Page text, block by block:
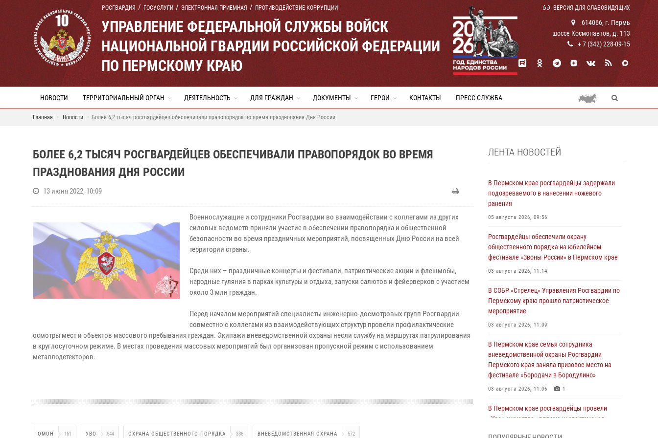
РОСГВАРДИЯ ГОСУСЛУГИ ЭЛЕКТРОННАЯ ПРИЕМНАЯ ПРОТИВОДЕЙСТВИЕ КОРРУПЦИИ ВЕРСИЯ ДЛЯ СЛАБОВИДЯЩИХ
УПРАВЛЕНИЕ ФЕДЕРАЛЬНОЙ СЛУЖБЫ ВОЙСК
НАЦИОНАЛЬНОЙ ГВАРДИИ РОССИЙСКОЙ ФЕДЕРАЦИИ
ПО ПЕРМСКОМУ КРАЮ
614066, г. Пермь
шоссе Космонавтов, д. 113
+ 7 (342) 228-09-15
НОВОСТИ ТЕРРИТОРИАЛЬНЫЙ ОРГАН ДЕЯТЕЛЬНОСТЬ ДЛЯ ГРАЖДАН ДОКУМЕНТЫ ГЕРОИ КОНТАКТЫ ПРЕСС-СЛУЖБА
Главная Новости Более 6,2 тысяч росгвардейцев обеспечивали правопорядок во время празднования Дня России
БОЛЕЕ 6,2 ТЫСЯЧ РОСГВАРДЕЙЦЕВ ОБЕСПЕЧИВАЛИ ПРАВОПОРЯДОК ВО ВРЕМЯ
ПРАЗДНОВАНИЯ ДНЯ РОССИИ
13 июня 2022, 10:09
Военнослужащие и сотрудники Росгвардии во взаимодействии с коллегами из других
силовых ведомств приняли участие в обеспечении правопорядка и общественной
безопасности во время праздничных мероприятий, посвященных Дню России на всей
территории страны.
Среди них – праздничные концерты и фестивали, патриотические акции и флешмобы,
народные гуляния в парках культуры и отдыха, запуски салютов и фейерверков с участием
около 3 млн граждан.
Перед началом мероприятий специалисты инженерно-досмотровых групп Росгвардии
совместно с коллегами из взаимодействующих структур провели профилактические
осмотры мест и объектов массового пребывания граждан. Экипажи вневедомственной охраны несли службу на маршрутах патрулирования
в круглосуточном режиме. В местах проведения массовых мероприятий был организован пропускной режим с использованием
металлодетекторов.
ОМОН 161 УВО 544 ОХРАНА ОБЩЕСТВЕННОГО ПОРЯДКА 386 ВНЕВЕДОМСТВЕННАЯ ОХРАНА 572
ЛЕНТА НОВОСТЕЙ
В Пермском крае росгвардейцы задержали
подозреваемого в нанесении ножевого
ранения
05 августа 2026, 09:56
Росгвардейцы обеспечили охрану
общественного порядка на юбилейном
фестивале «Звоны России» в Пермском крае
03 августа 2026, 11:14
В СОБР «Стрелец» Управления Росгвардии по
Пермскому краю прошло патриотическое
мероприятие
03 августа 2026, 11:09
В Пермском крае семья сотрудника
вневедомственной охраны Росгвардии
Пермского края заняла призовое место на
фестивале «Бородачи в Бородулино»
03 августа 2026, 11:06 1
В Пермском крае росгвардейцы провели
«Урок мужества» для юных спортсменов